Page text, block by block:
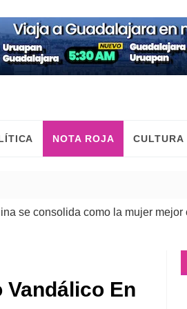
NOTA ROJA CULTURA
como la mujer mejor
En